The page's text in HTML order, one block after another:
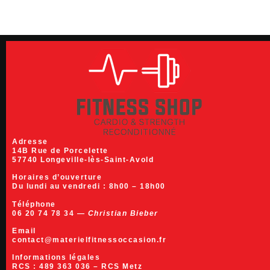
Adresse
14B Rue de Porcelette
57740 Longeville-lès-Saint-Avold
Horaires d’ouverture
Du lundi au vendredi : 8h00 – 18h00
Téléphone
06 20 74 78 34 — Christian Bieber
Email
contact@materielfitnessoccasion.fr
Informations légales
RCS : 489 363 036 – RCS Metz